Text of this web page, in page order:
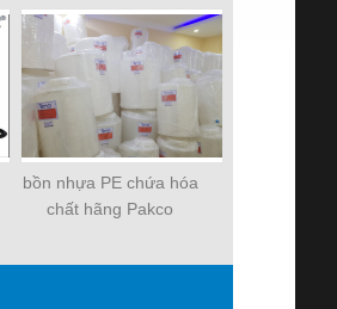
bồn nhựa PE chứa hóa
chất hãng Pakco